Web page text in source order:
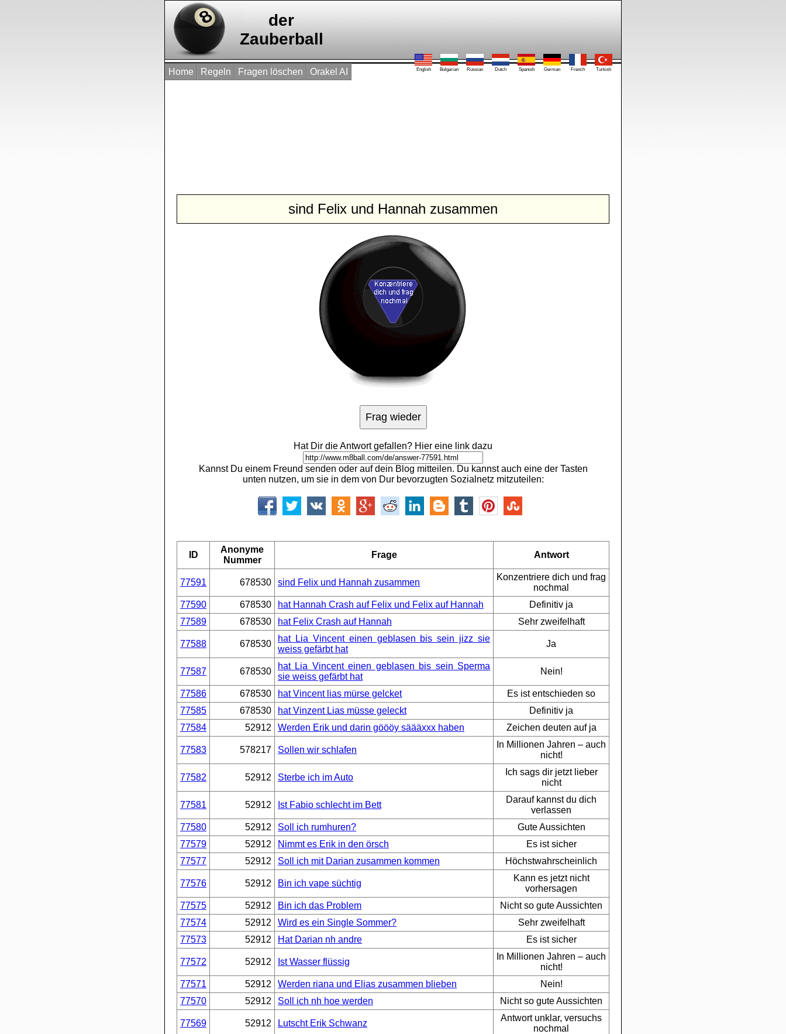
der
Zauberball
English Bulgarian Russian Dutch Spanish German French Turkish
Home Regeln Fragen löschen Orakel AI
sind Felix und Hannah zusammen
Hat Dir die Antwort gefallen? Hier eine link dazu
Kannst Du einem Freund senden oder auf dein Blog mitteilen. Du kannst auch eine der Tasten
unten nutzen, um sie in dem von Dur bevorzugten Sozialnetz mitzuteilen:
ID
Anonyme
Nummer
Frage Antwort
77591 678530 sind Felix und Hannah zusammen
Konzentriere dich und frag
nochmal
77590
678530 hat Hannah Crash auf Felix und Felix auf Hannah
Definitiv ja
77589
678530 hat Felix Crash auf Hannah Sehr zweifelhaft
77588 678530
hat Lia Vincent einen geblasen bis sein jizz sie
weiss gefärbt hat
Ja
77587 678530
hat Lia Vincent einen geblasen bis sein Sperma
sie weiss gefärbt hat
Nein!
77586 678530 hat Vincent lias mürse gelcket
Es ist entschieden so
77585
678530 hat Vinzent Lias müsse geleckt
Definitiv ja
77584
52912 Werden Erik und darin göööy säääxxx haben Zeichen deuten auf ja
77583 578217 Sollen wir schlafen
In Millionen Jahren – auch
nicht!
77582 52912 Sterbe ich im Auto
Ich sags dir jetzt lieber
nicht
77581 52912 Ist Fabio schlecht im Bett
Darauf kannst du dich
verlassen
77580
52912 Soll ich rumhuren?
Gute Aussichten
77579
52912 Nimmt es Erik in den örsch
Es ist sicher
77577
52912 Soll ich mit Darian zusammen kommen Höchstwahrscheinlich
77576 52912 Bin ich vape süchtig
Kann es jetzt nicht
vorhersagen
77575
52912 Bin ich das Problem
Nicht so gute Aussichten
77574
52912 Wird es ein Single Sommer?
Sehr zweifelhaft
77573
52912 Hat Darian nh andre Es ist sicher
77572 52912 Ist Wasser flüssig
In Millionen Jahren – auch
nicht!
77571
52912 Werden riana und Elias zusammen blieben
Nein!
77570
52912 Soll ich nh hoe werden Nicht so gute Aussichten
77569 52912 Lutscht Erik Schwanz
Antwort unklar, versuchs
nochmal